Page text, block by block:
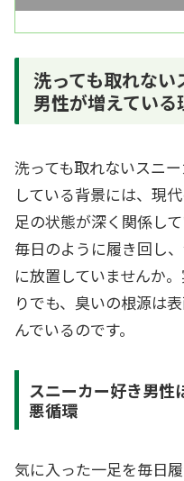
洗っても取れな
男性が増えている
洗っても取れないスニ
している背景には、現
足の状態が深く関係し
毎日のように履き回し
に放置していませんか
りでも、臭いの根源は
んでいるのです。
スニーカー好き男性
悪循環
気に入った一足を毎日